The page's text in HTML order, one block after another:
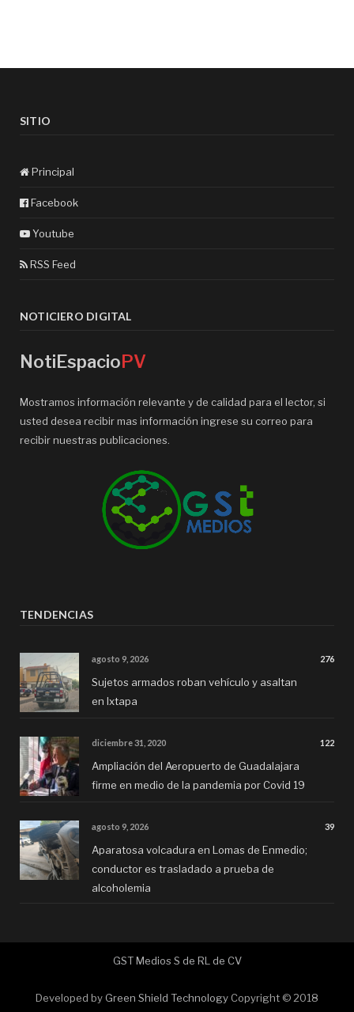
SITIO
Principal
Facebook
Youtube
RSS Feed
NOTICIERO DIGITAL
NotiEspacioPV
Mostramos información relevante y de calidad para el lector, si
usted desea recibir mas información ingrese su correo para
recibir nuestras publicaciones.
TENDENCIAS
agosto 9, 2026 276
Sujetos armados roban vehículo y asaltan
en Ixtapa
diciembre 31, 2020 122
Ampliación del Aeropuerto de Guadalajara
firme en medio de la pandemia por Covid 19
agosto 9, 2026 39
Aparatosa volcadura en Lomas de Enmedio;
conductor es trasladado a prueba de
alcoholemia
GST Medios S de RL de CV
Developed by Green Shield Technology Copyright © 2018